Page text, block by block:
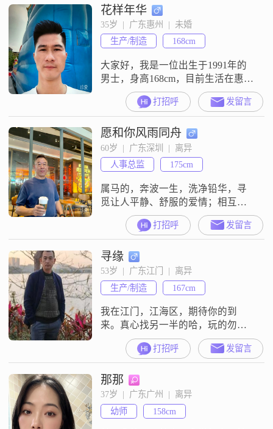
花样年华
35岁  |  广东惠州  |  未婚
生产/制造
168cm
大家好，我是一位出生于1991年的
男士，身高168cm，目前生活在惠
州。我的月收入在8001到12000元之
间，拥有大专学历。我性格幽默风
趣，喜欢在生活中找寻乐趣，也善
于用幽默的方式与人沟通，让气氛
变得轻松愉快。同时，我也是一个
责任感很强的人，无论是对工作还
是对生活，我都会尽心尽力去做好
每一件事。我认为，责任感是作为
一
打招呼 发留言
愿和你风雨同舟
60岁  |  广东深圳  |  离异
人事总监
175cm
属马的，奔波一生，洗净铅华，寻
觅让人平静、舒服的爱情；相互依
偎彼此见证后半生美好的日子。湖
北人，88年大学毕业，定居无锡，
但最后10年在深圳工作。即将退
休，回到江南，开启美好生活。爱
好体育，曾是校队篮球前锋，游泳
也不错，身材匀称，脸相沧桑，身
体健康，有点儒雅。
打招呼 发留言
寻缘
53岁  |  广东江门  |  离异
生产/制造
167cm
我在江门，江海区，期待你的到
来。真心找另一半的哈，玩的勿扰
打招呼 发留言
那那
37岁  |  广东广州  |  离异
幼师
158cm